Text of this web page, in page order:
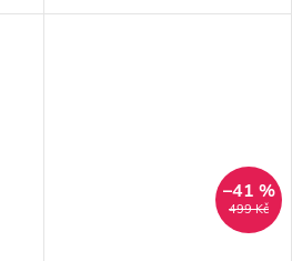
bezproblémový růst rostlin.
499 Kč
–41 %